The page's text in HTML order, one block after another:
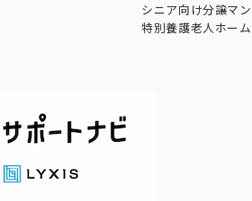
シニア向け分譲マ
特別養護老人ホー